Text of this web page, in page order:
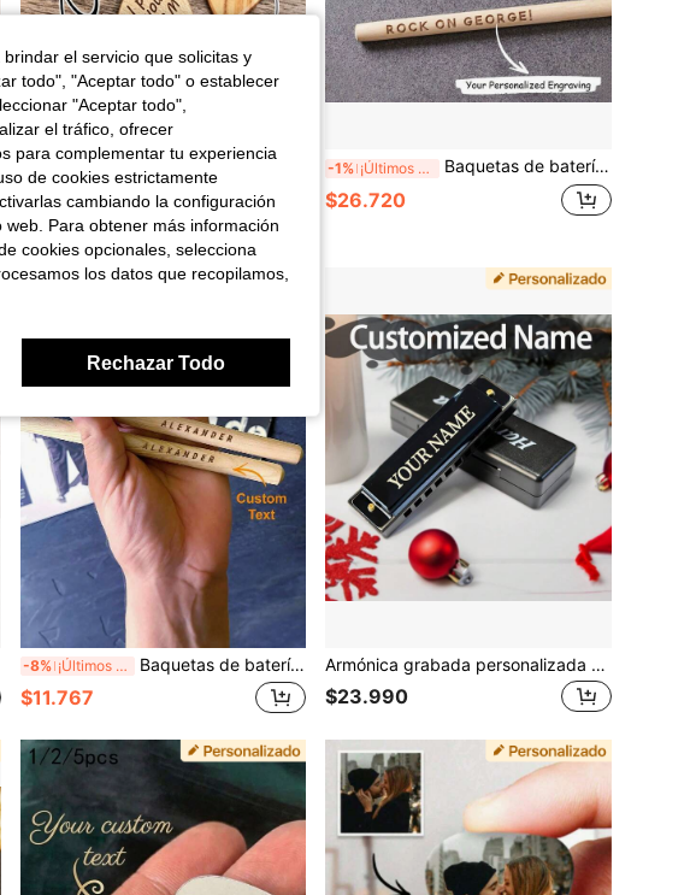
-3% Set de púas de guitarra de madera con texto personalizado - Púas de madera grabadas personalizadas con caja de almacenamiento de madera, adecuadas como regalos para guitarristas y músicos - Set de regalo de púas de guitarra de madera con texto personalizado y caja de almacenamiento, excelente para guitarristas y amantes de la música - Set de púas de guitarra personalizado - Púas de madera grabadas con texto personalizado con caja de almacenamiento, adecuadas como accesorios de guitarra para guitarristas
$15.704
-1% ¡Últimos 3 días Baquetas de batería personalizadas con grabado personalizado, regalo para baterista para él, papá, novio, hombre, hijo, esposo, músico, banda, baterías. PAR de baquetas de batería personalizadas, regalo para baterista, regalo para banda, reutilizable, ornamental, exquisito, elegante, adorable, colorido, lindo, divertido, personalizado, único, regalo ideal para ella, regalo ideal para él, para aniversarios, para cumpleaños, selección de temporada, juguetes y juegos, instrumentos musicales y accesorios personalizados
$26.720
-8% ¡Últimos 3 días Baquetas de batería personalizadas grabadas, baquetas de madera de arce 5A, regalos personalizados para bateristas, músicos, aniversario, Navidad, cumpleaños para amigos, hombres y mujeres
$11.767
Armónica grabada personalizada - Brillo metálico, armónica negra pulida de 10 agujeros, adecuada para principiantes, personalización de nombre DIY, regalo único para cumpleaños, Navidad, Acción de Gracias, instrumento fácil de aprender para estudiantes y entusiastas de la armónica blues
$23.990
el servicio que solicitas y
todo", "Aceptar todo" o establecer
"Aceptar todo",
el tráfico, ofrecer
para complementar tu experiencia
de cookies estrictamente
cambiando la configuración
Para obtener más información
cookies opcionales, selecciona
los datos que recopilamos,
Rechazar Todo